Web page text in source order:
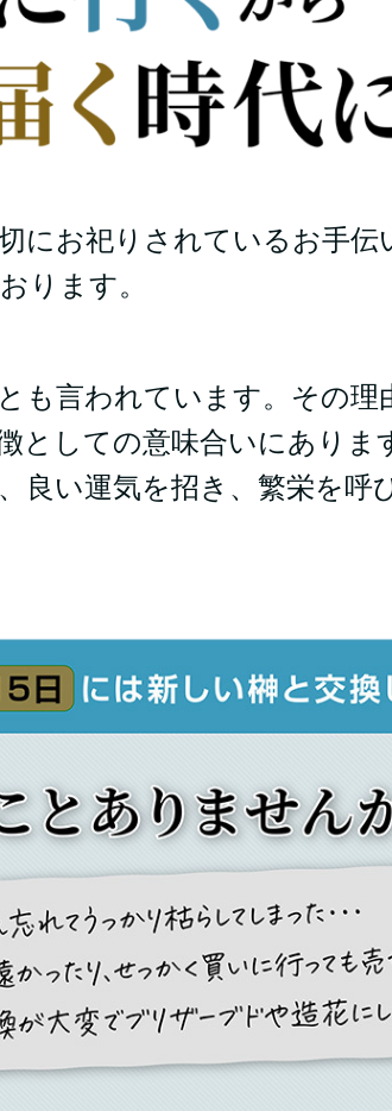
にお祀りされているお手伝
ります。
も言われています。その理
としての意味合いにありま
良い運気を招き、繁栄を呼